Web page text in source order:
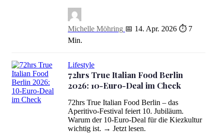
Michelle Möhring 📅 14. Apr. 2026 ⏱ 7
Min.
72hrs True Italian Food Berlin 2026: 10-Euro-Deal im Check
Lifestyle
72hrs True Italian Food Berlin
2026: 10-Euro-Deal im Check
72hrs True Italian Food Berlin – das
Aperitivo-Festival feiert 10. Jubiläum.
Warum der 10-Euro-Deal für die Kiezkultur
wichtig ist. → Jetzt lesen.